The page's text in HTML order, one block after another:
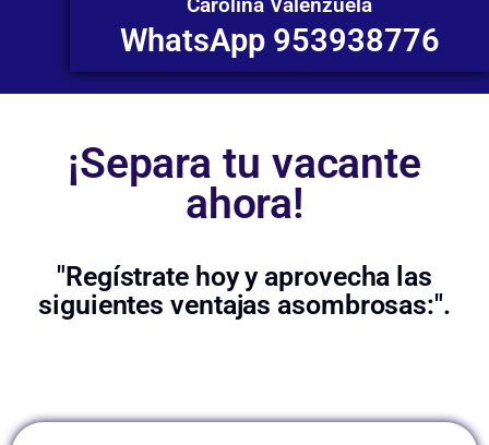
Carolina Valenzuela
WhatsApp 953938776
¡Separa tu vacante
ahora!
"Regístrate hoy y aprovecha las
siguientes ventajas asombrosas:".